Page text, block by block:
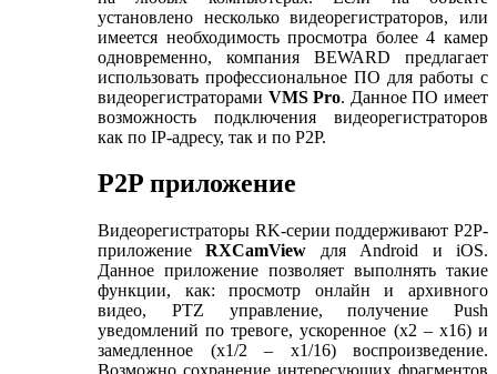
установлено несколько видеорегистраторов, или
имеется необходимость просмотра более 4 камер
одновременно, компания BEWARD предлагает
использовать профессиональное ПО для работы с
видеорегистраторами VMS Pro. Данное ПО имеет
возможность подключения видеорегистраторов
как по IP-адресу, так и по P2P.
P2P приложение
Видеорегистраторы RK-серии поддерживают P2P-
приложениеRXCamView для Android и iOS.
Данное приложение позволяет выполнять такие
функции, как: просмотр онлайн и архивного
видео, PTZ управление, получение Push
уведомлений по тревоге, ускоренное (x2 – x16) и
замедленное (x1/2 – x1/16) воспроизведение.